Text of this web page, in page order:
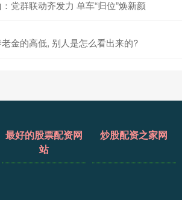
党群联动齐发力 单车“归位”焕新颜
金的高低, 别人是怎么看出来的?
最好的股票配资网
站
炒股配资之家网